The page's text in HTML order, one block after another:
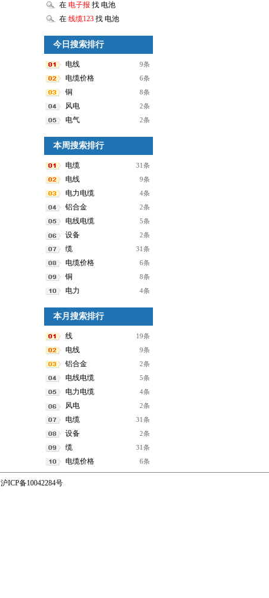
在 电子报 找 电池
在 线缆123 找 电池
今日搜索排行
9条
电线
6条
电缆价格
8条
铜
2条
风电
2条
电气
本周搜索排行
31条
电缆
9条
电线
4条
电力电缆
2条
铝合金
5条
电线电缆
2条
设备
31条
缆
6条
电缆价格
8条
铜
4条
电力
本月搜索排行
19条
线
9条
电线
2条
铝合金
5条
电线电缆
4条
电力电缆
2条
风电
31条
电缆
2条
设备
31条
缆
6条
电缆价格
沪ICP备10042284号